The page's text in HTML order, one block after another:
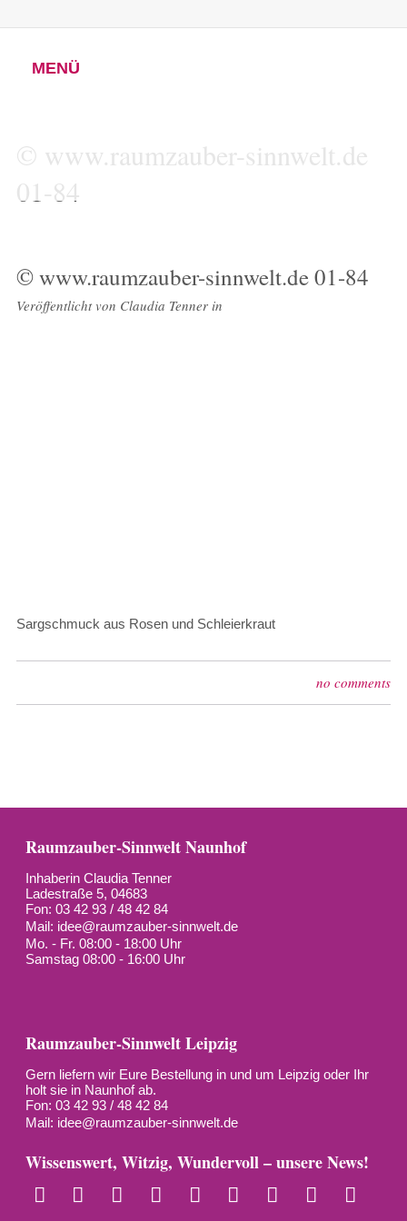
MENÜ
© www.raumzauber-sinnwelt.de
01-84
© www.raumzauber-sinnwelt.de 01-84
Veröffentlicht von Claudia Tennerin
Sargschmuck aus Rosen und Schleierkraut
no comments
Raumzauber-Sinnwelt Naunhof
Inhaberin Claudia Tenner
Ladestraße 5, 04683
Fon: 03 42 93 / 48 42 84
Mail: idee@raumzauber-sinnwelt.de
Mo. - Fr. 08:00 - 18:00 Uhr
Samstag 08:00 - 16:00 Uhr
Raumzauber-Sinnwelt Leipzig
Gern liefern wir Eure Bestellung in und um Leipzig oder Ihr
holt sie in Naunhof ab.
Fon: 03 42 93 / 48 42 84
Mail: idee@raumzauber-sinnwelt.de
Wissenswert, Witzig, Wundervoll – unsere News!